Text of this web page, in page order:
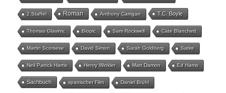
2.Staffel Roman Anthony Carrigan T.C. Boyle
Thomas Glavinic Biopic Sam Rockwell Cate Blanchett
Martin Scorsese David Simon Sarah Goldberg Satire
Neil Patrick Harris Henry Winkler Matt Damon Ed Harris
Sachbuch spanischer Film Daniel Brühl